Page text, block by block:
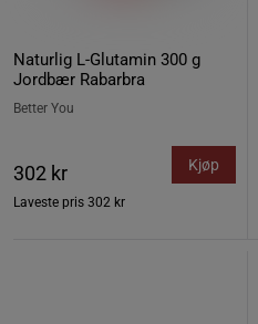
Naturlig L-Glutamin 300 g
Jordbær Rabarbra
Better You
302 kr
Laveste pris 302 kr
Kjøp